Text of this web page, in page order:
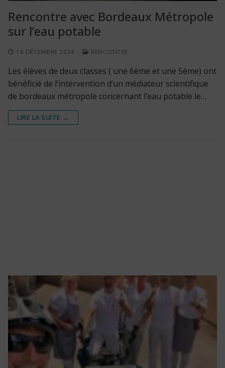
Rencontre avec Bordeaux Métropole
sur l’eau potable
10 DÉCEMBRE 2024 RENCONTRE
Les élèves de deux classes ( une 6ème et une 5ème) ont
bénéficié de l’intervention d’un médiateur scientifique
de bordeaux métropole concernant l’eau potable le…
LIRE LA SUITE →